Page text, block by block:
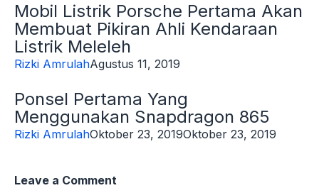
Mobil Listrik Porsche Pertama Akan
Membuat Pikiran Ahli Kendaraan
Listrik Meleleh
Rizki AmrulahAgustus 11, 2019
Ponsel Pertama Yang
Menggunakan Snapdragon 865
Rizki AmrulahOktober 23, 2019Oktober 23, 2019
Leave a Comment